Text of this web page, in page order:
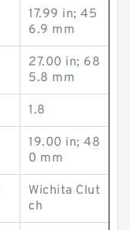
17.99 in; 45
6.9 mm
27.00 in; 68
5.8 mm
1.8
19.00 in; 48
0 mm
Wichita Clut
ch